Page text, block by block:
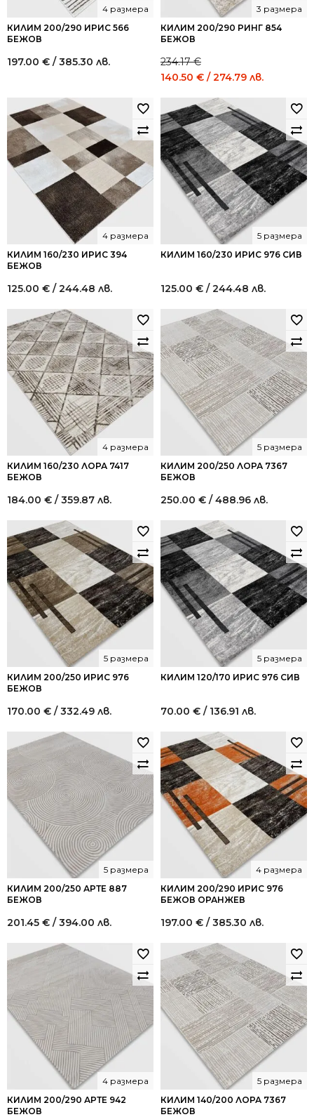
КИЛИМ 200/290 ИРИС 566
БЕЖОВ
4 размера
197.00 € / 385.30 лв.
КИЛИМ 200/290 РИНГ 854
БЕЖОВ
3 размера
234.17€
Original
was:
234.17 €
/
458.00
лв..
140.50 € / 274.79 лв.
140.50
/
274.79
лв..
КИЛИМ 160/230 ИРИС 394
БЕЖОВ
4 размера
125.00 € / 244.48 лв.
КИЛИМ 160/230 ИРИС 976 СИВ
5 размера
125.00 € / 244.48 лв.
КИЛИМ 160/230 ЛОРА 7417
БЕЖОВ
4 размера
184.00 € / 359.87 лв.
КИЛИМ 200/250 ЛОРА 7367
БЕЖОВ
5 размера
250.00 € / 488.96 лв.
КИЛИМ 200/250 ИРИС 976
БЕЖОВ
5 размера
170.00 € / 332.49 лв.
КИЛИМ 120/170 ИРИС 976 СИВ
5 размера
70.00 € / 136.91 лв.
КИЛИМ 200/250 АРТЕ 887
БЕЖОВ
5 размера
201.45 € / 394.00 лв.
КИЛИМ 200/290 ИРИС 976
БЕЖОВ ОРАНЖЕВ
4 размера
197.00 € / 385.30 лв.
КИЛИМ 200/290 АРТЕ 942
БЕЖОВ
4 размера
КИЛИМ 140/200 ЛОРА 7367
БЕЖОВ
5 размера